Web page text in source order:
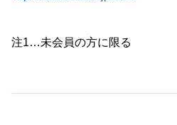
注1…未会員の方に限る